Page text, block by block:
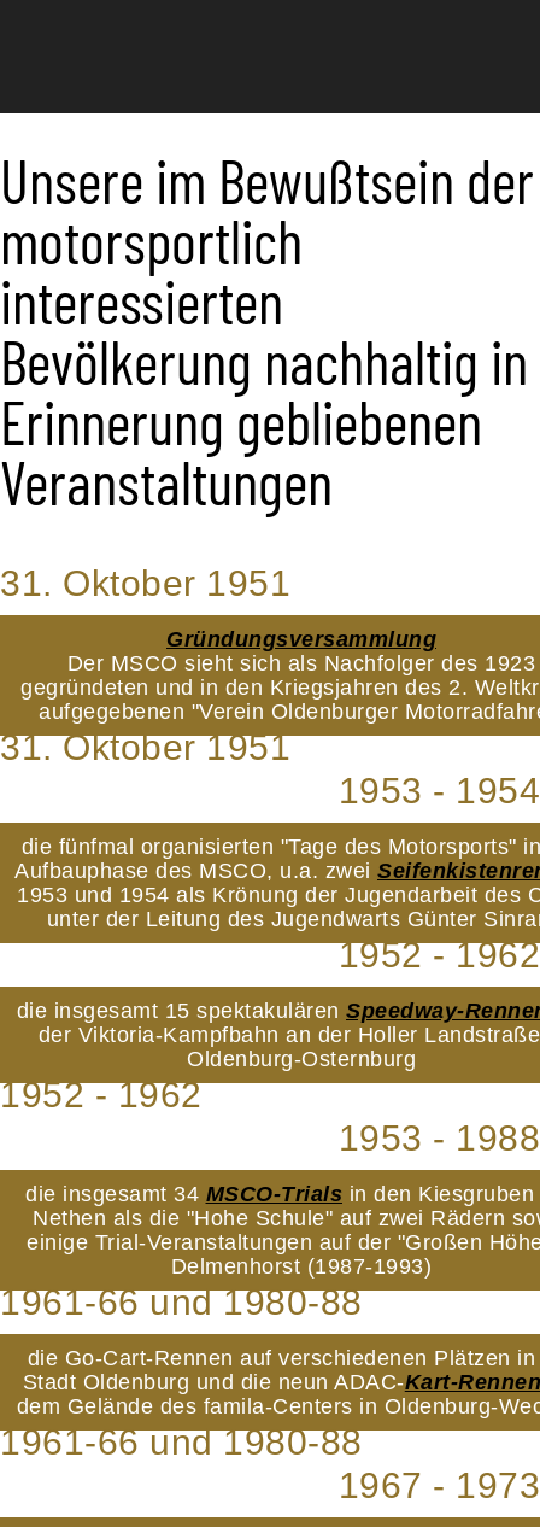
Unsere im Bewußtsein der
motorsportlich
interessierten
Bevölkerung nachhaltig in
Erinnerung gebliebenen
Veranstaltungen
31. Oktober 1951
Gründungsversammlung
Der MSCO sieht sich als Nachfolger des 1923
gegründeten und in den Kriegsjahren des 2.
aufgegebenen "Verein Oldenburger
31. Oktober 1951
1953 - 1954
die fünfmal organisierten "Tage des Motorsports"
Aufbauphase des MSCO, u.a. zwei
1953 und 1954 als Krönung der Jugendarbeit des
unter der Leitung des Jugendwarts Günter
1952 - 1962
die insgesamt 15 spektakulären Speedway-
der Viktoria-Kampfbahn an der Holler
Oldenburg-Osternburg
1952 - 1962
1953 - 1988
die insgesamt 34 MSCO-Trials in den Kiesgruben
Nethen als die "Hohe Schule" auf zwei Rädern
einige Trial-Veranstaltungen auf der "Großen
Delmenhorst (1987-1993)
1961-66 und 1980-88
die Go-Cart-Rennen auf verschiedenen Plätzen
Stadt Oldenburg und die neun ADAC-Kart-
dem Gelände des famila-Centers in Oldenburg-
1961-66 und 1980-88
1967 - 1973